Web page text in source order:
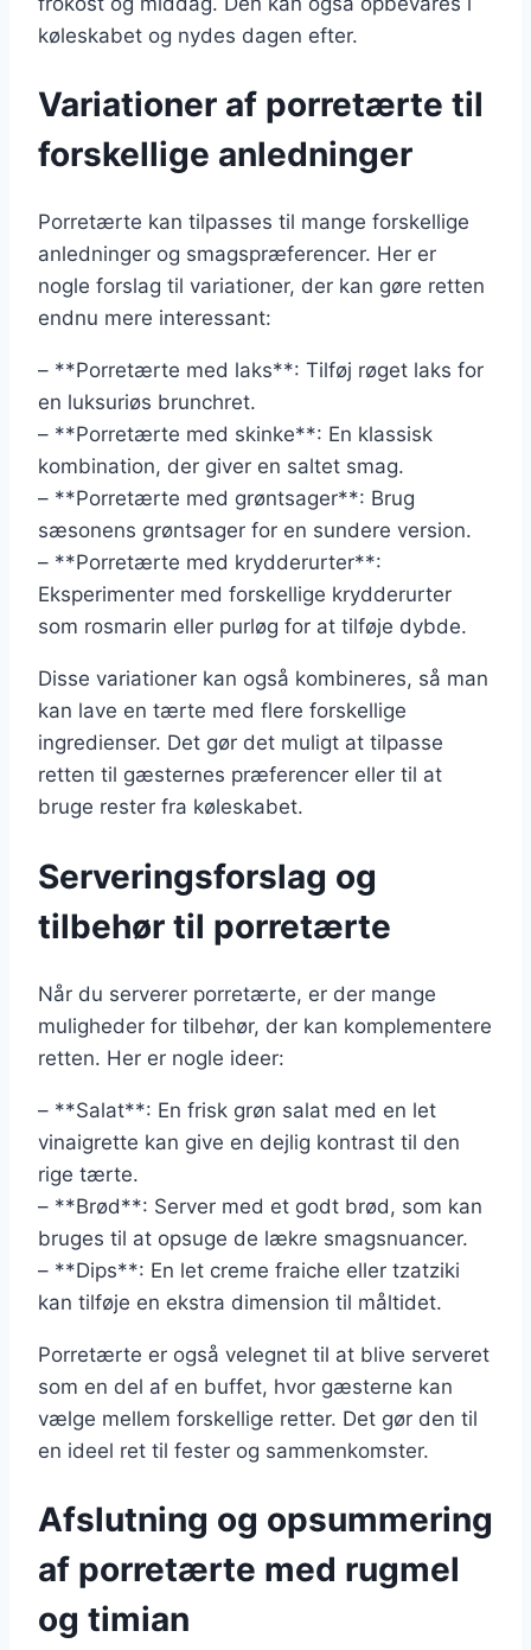
køleskabet og nydes dagen efter.
Variationer af porretærte til
forskellige anledninger
Porretærte kan tilpasses til mange forskellige
anledninger og smagspræferencer. Her er
nogle forslag til variationer, der kan gøre retten
endnu mere interessant:
– **Porretærte med laks**: Tilføj røget laks for
en luksuriøs brunchret.
– **Porretærte med skinke**: En klassisk
kombination, der giver en saltet smag.
– **Porretærte med grøntsager**: Brug
sæsonens grøntsager for en sundere version.
– **Porretærte med krydderurter**:
Eksperimenter med forskellige krydderurter
som rosmarin eller purløg for at tilføje dybde.
Disse variationer kan også kombineres, så man
kan lave en tærte med flere forskellige
ingredienser. Det gør det muligt at tilpasse
retten til gæsternes præferencer eller til at
bruge rester fra køleskabet.
Serveringsforslag og
tilbehør til porretærte
Når du serverer porretærte, er der mange
muligheder for tilbehør, der kan komplementere
retten. Her er nogle ideer:
– **Salat**: En frisk grøn salat med en let
vinaigrette kan give en dejlig kontrast til den
rige tærte.
– **Brød**: Server med et godt brød, som kan
bruges til at opsuge de lækre smagsnuancer.
– **Dips**: En let creme fraiche eller tzatziki
kan tilføje en ekstra dimension til måltidet.
Porretærte er også velegnet til at blive serveret
som en del af en buffet, hvor gæsterne kan
vælge mellem forskellige retter. Det gør den til
en ideel ret til fester og sammenkomster.
Afslutning og opsummering
af porretærte med rugmel
og timian